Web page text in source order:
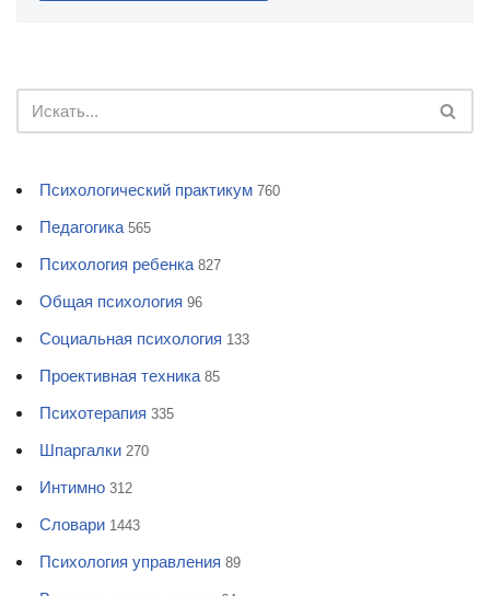
Психологический практикум 760
Педагогика 565
Психология ребенка 827
Общая психология 96
Социальная психология 133
Проективная техника 85
Психотерапия 335
Шпаргалки 270
Интимно 312
Словари 1443
Психология управления 89